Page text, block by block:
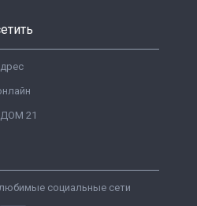
21
социальные сети